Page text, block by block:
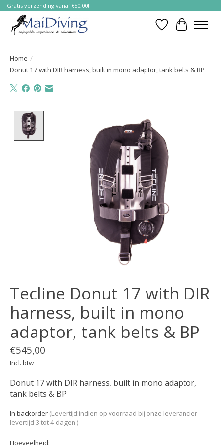
Gratis verzending vanaf €50,00!
Verlanglijst
Home /
Donut 17 with DIR harness, built in mono adaptor, tank belts & BP
Tecline Donut 17 with DIR
harness, built in mono
adaptor, tank belts & BP
€545,00
Incl. btw
Donut 17 with DIR harness, built in mono adaptor,
tank belts & BP
In backorder (Levertijd:indien op voorraad bij onze leverancier
levertijd 3 tot 4 dagen )
Hoeveelheid: